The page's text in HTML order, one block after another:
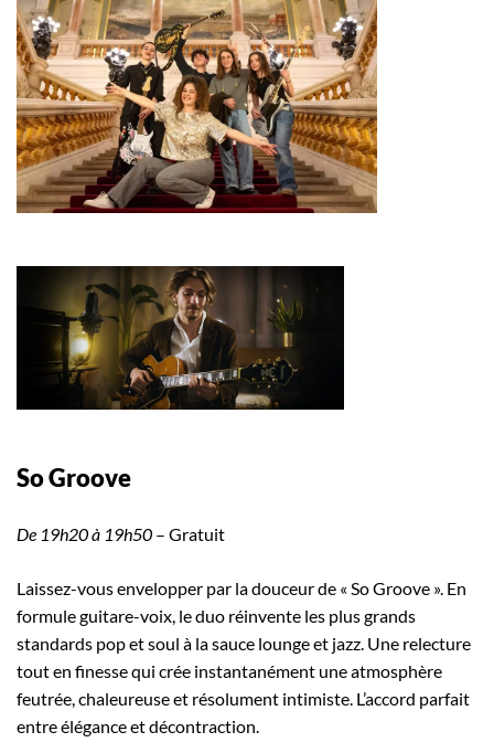
So Groove
De 19h20 à 19h50 – Gratuit
Laissez-vous envelopper par la douceur de « So Groove ». En
formule guitare-voix, le duo réinvente les plus grands
standards pop et soul à la sauce lounge et jazz. Une relecture
tout en finesse qui crée instantanément une atmosphère
feutrée, chaleureuse et résolument intimiste. L’accord parfait
entre élégance et décontraction.